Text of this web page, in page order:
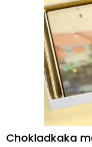
Chokladkaka